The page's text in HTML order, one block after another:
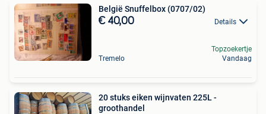
België Snuffelbox (0707/02)
€ 40,00 Details
Tremelo
Topzoekertje
Vandaag
20 stuks eiken wijnvaten 225L -
groothandel